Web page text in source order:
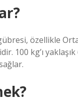
özellikle
100 kg’ı